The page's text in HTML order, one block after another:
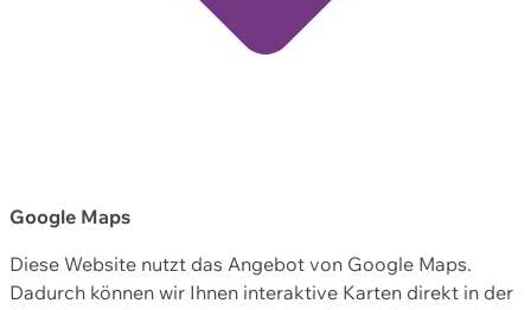
Google Maps
Diese Website nutzt das Angebot von Google Maps.
Dadurch können wir Ihnen interaktive Karten direkt in der